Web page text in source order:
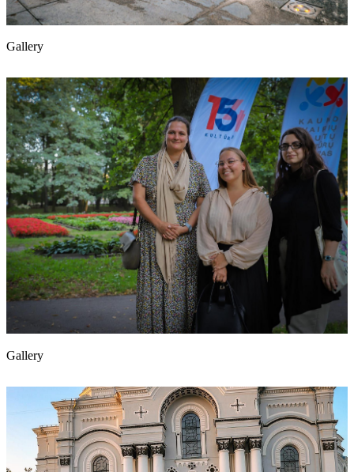
Gallery
Gallery